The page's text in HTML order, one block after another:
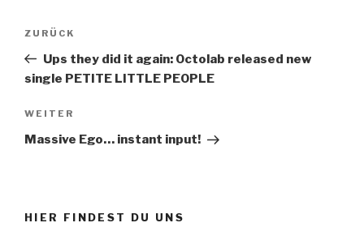
Beitragsnavigation
Vorheriger
Beitrag
ZURÜCK
Ups they did it again: Octolab released new
single PETITE LITTLE PEOPLE
Nächster
Beitrag
WEITER
Massive Ego… instant input!
HIER FINDEST DU UNS